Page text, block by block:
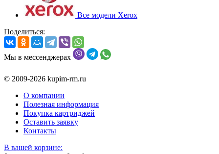
Все модели Xerox
Поделиться:
Мы в мессенджерах
© 2009-2026 kupim-rm.ru
О компании
Полезная информация
Покупка картриджей
Оставить заявку
Контакты
В вашей корзине: